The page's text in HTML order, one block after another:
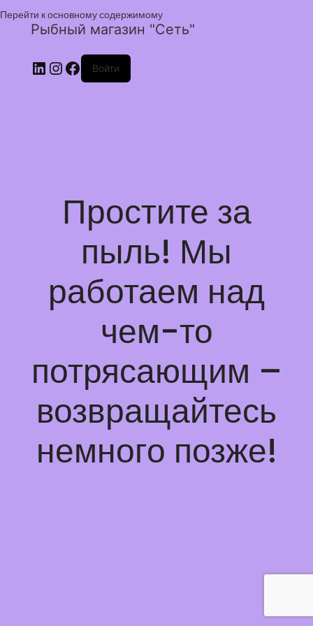
Перейти к основному содержимому
Рыбный магазин "Сеть"
Войти
Простите за
пыль! Мы
работаем над
чем-то
потрясающим –
возвращайтесь
немного позже!